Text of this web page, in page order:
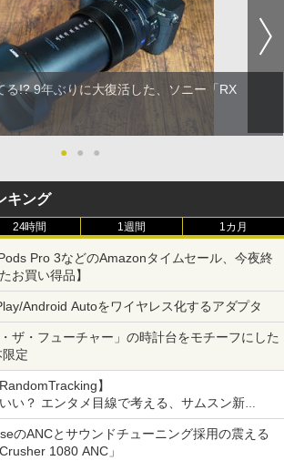
る!? 9年ぶりに大復活した、ソニー「RX
● ● ●
キング
24時間 1週間 1カ月
Pro 3などのAmazonタイムセール、今夜終
お買い得品】
Android Autoをワイヤレス化するアダプタ
ザ・フューチャー」の時計台をモチーフにした
定
】
い？ エンタメ目線で考える、サムスン新
」
のANCとサウンドチューニング採用の震える
1080 ANC」